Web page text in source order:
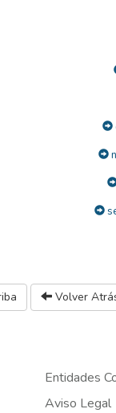
Volver
Entidades
Aviso Legal